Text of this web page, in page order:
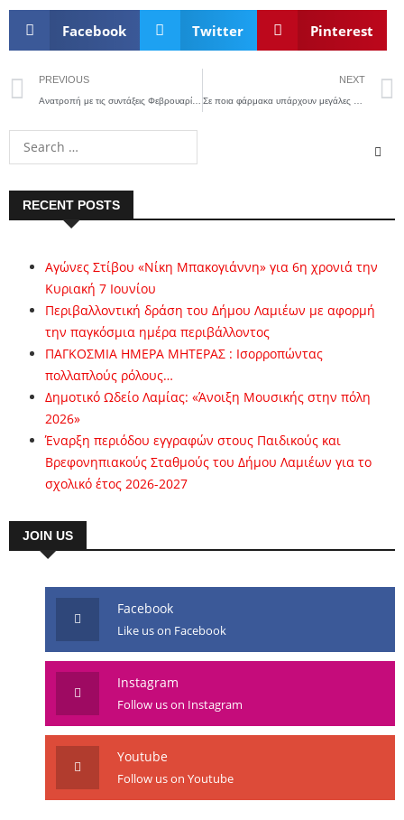
Facebook Twitter Pinterest
PREVIOUS NEXT
RECENT POSTS
Αγώνες Στίβου «Νίκη Μπακογιάννη» για 6η χρονιά την
Κυριακή 7 Ιουνίου
Περιβαλλοντική δράση του Δήμου Λαμιέων με αφορμή
την παγκόσμια ημέρα περιβάλλοντος
ΠΑΓΚΟΣΜΙΑ ΗΜΕΡΑ ΜΗΤΕΡΑΣ : Ισορροπώντας
πολλαπλούς ρόλους…
Δημοτικό Ωδείο Λαμίας: «Άνοιξη Μουσικής στην πόλη
2026»
Έναρξη περιόδου εγγραφών στους Παιδικούς και
Βρεφονηπιακούς Σταθμούς του Δήμου Λαμιέων για το
σχολικό έτος 2026-2027
JOIN US
Facebook
Like us on Facebook
Instagram
Follow us on Instagram
Youtube
Follow us on Youtube